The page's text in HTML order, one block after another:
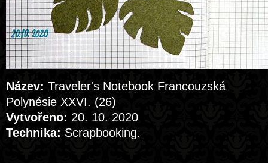
Název: Traveler's Notebook Francouzská
Polynésie XXVI. (26)
Vytvořeno: 20. 10. 2020
Technika: Scrapbooking.